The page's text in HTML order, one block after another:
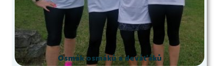
Osmák osmáků a deváťáků